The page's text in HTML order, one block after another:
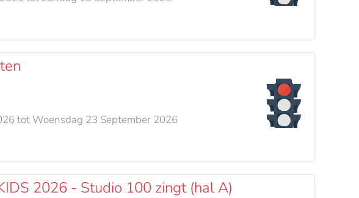
tot Woensdag 23 September 2026
2026 - Studio 100 zingt (hal A)